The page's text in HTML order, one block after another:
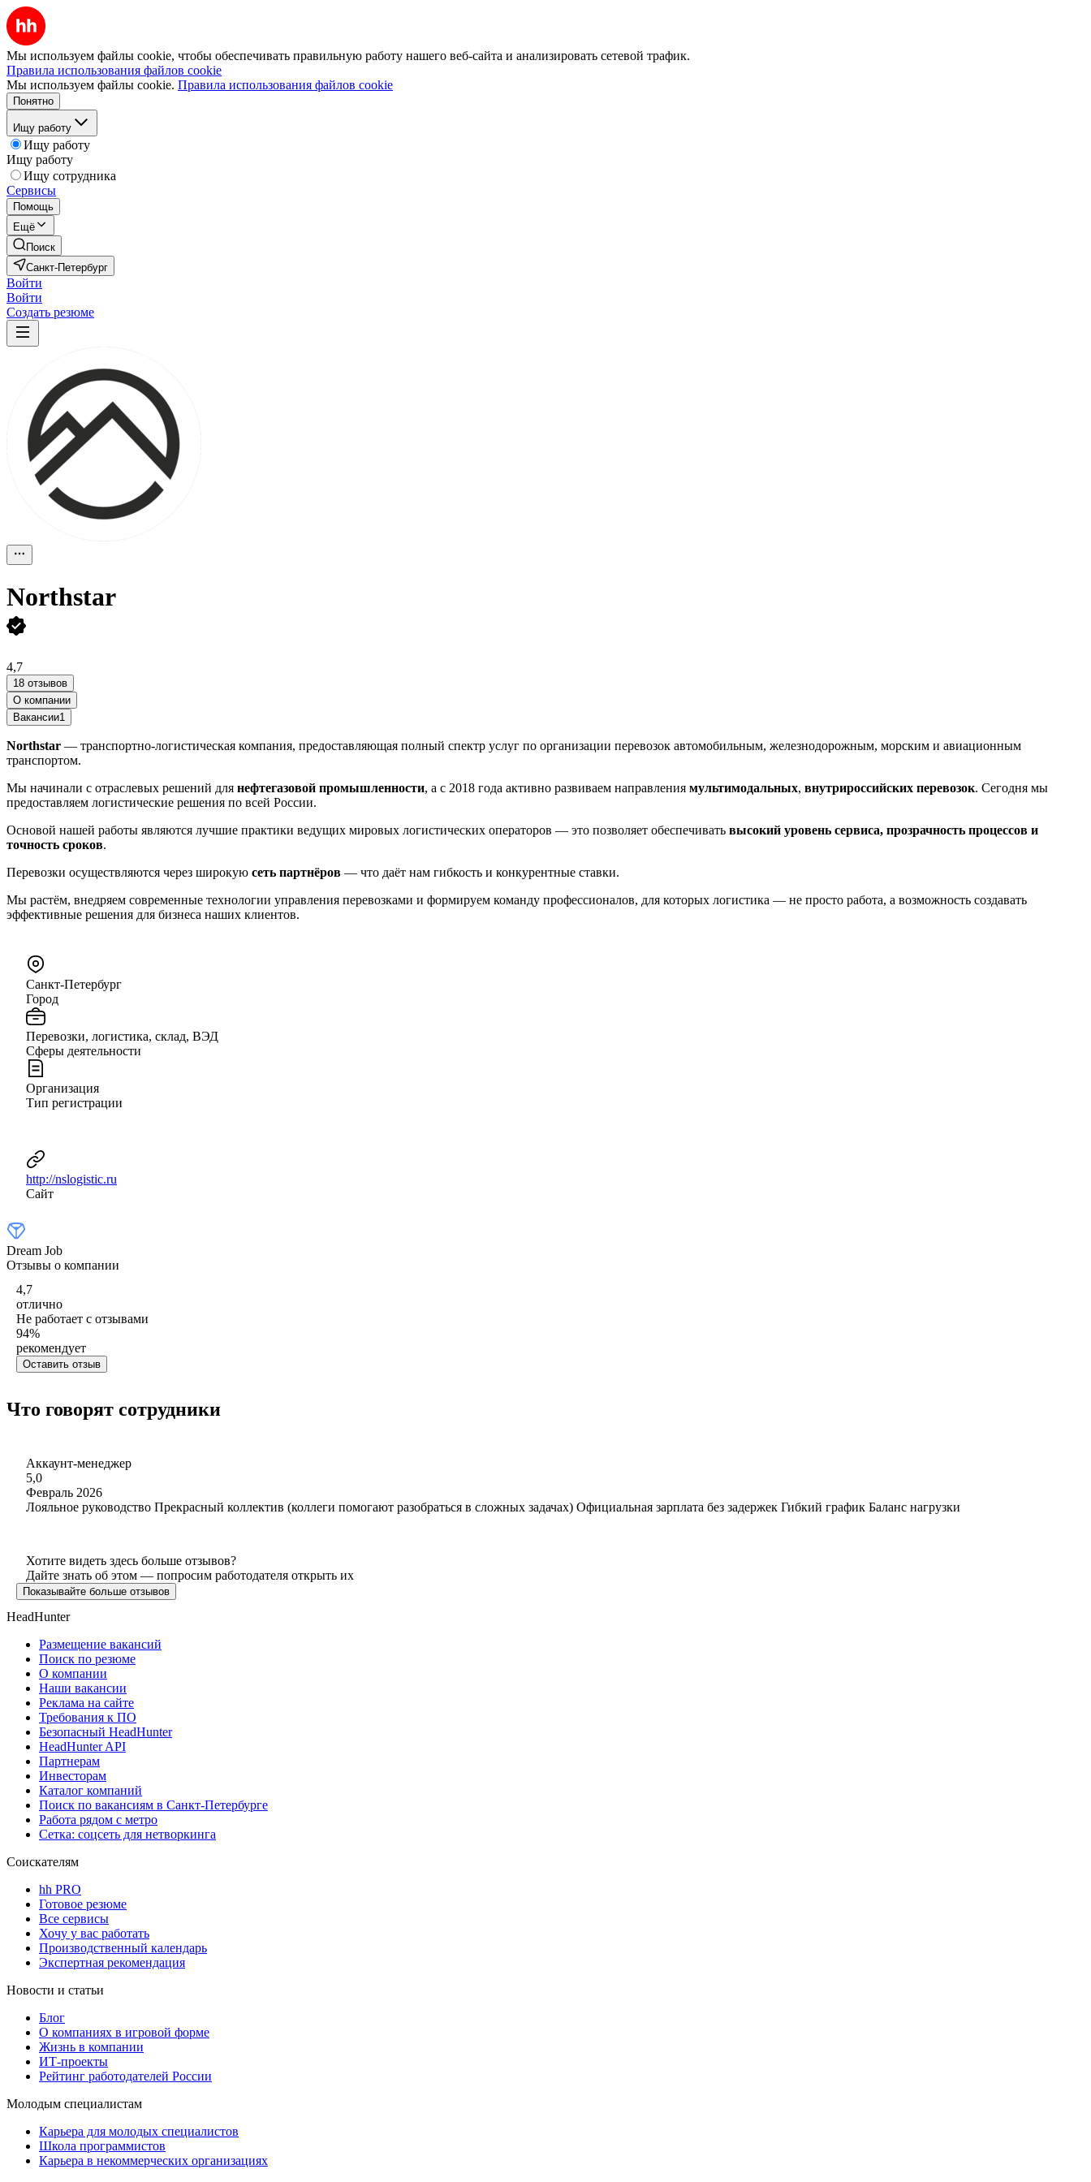
Мы используем файлы cookie, чтобы обеспечивать правильную работу нашего веб-сайта и анализировать сетевой трафик.
Правила использования файлов cookie
Мы используем файлы cookie. Правила использования файлов cookie
Понятно
Ищу работу
Ищу работу
Ищу работу
Ищу сотрудника
Сервисы
Помощь
Ещё
Поиск
Санкт-Петербург
Войти
Войти
Создать резюме
Northstar
4,7
18 отзывов
О компании
Вакансии1
Northstar — транспортно-логистическая компания, предоставляющая полный спектр услуг по организации перевозок автомобильным, железнодорожным, морским и авиационным
транспортом.
Мы начинали с отраслевых решений для нефтегазовой промышленности, а с 2018 года активно развиваем направления мультимодальных, внутрироссийских перевозок. Сегодня мы
предоставляем логистические решения по всей России.
Основой нашей работы являются лучшие практики ведущих мировых логистических операторов — это позволяет обеспечивать высокий уровень сервиса, прозрачность процессов и
точность сроков.
Перевозки осуществляются через широкую сеть партнёров — что даёт нам гибкость и конкурентные ставки.
Мы растём, внедряем современные технологии управления перевозками и формируем команду профессионалов, для которых логистика — не просто работа, а возможность создавать
эффективные решения для бизнеса наших клиентов.
Санкт-Петербург
Город
Перевозки, логистика, склад, ВЭД
Сферы деятельности
Организация
Тип регистрации
http://nslogistic.ru
Сайт
Dream Job
Отзывы о компании
4,7
отлично
Не работает с отзывами
94%
рекомендует
Оставить отзыв
Что говорят сотрудники
Аккаунт-менеджер
5,0
Февраль 2026
Лояльное руководство Прекрасный коллектив (коллеги помогают разобраться в сложных задачах) Официальная зарплата без задержек Гибкий график Баланс нагрузки
Хотите видеть здесь больше отзывов?
Дайте знать об этом — попросим работодателя открыть их
Показывайте больше отзывов
HeadHunter
Размещение вакансий
Поиск по резюме
О компании
Наши вакансии
Реклама на сайте
Требования к ПО
Безопасный HeadHunter
HeadHunter API
Партнерам
Инвесторам
Каталог компаний
Поиск по вакансиям в Санкт-Петербурге
Работа рядом с метро
Сетка: соцсеть для нетворкинга
Соискателям
hh PRO
Готовое резюме
Все сервисы
Хочу у вас работать
Производственный календарь
Экспертная рекомендация
Новости и статьи
Блог
О компаниях в игровой форме
Жизнь в компании
ИТ-проекты
Рейтинг работодателей России
Молодым специалистам
Карьера для молодых специалистов
Школа программистов
Карьера в некоммерческих организациях